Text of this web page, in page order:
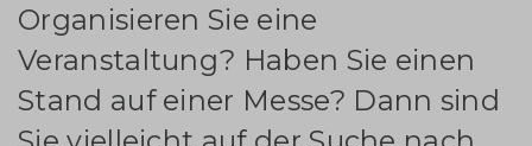
Organisieren Sie eine
Veranstaltung? Haben Sie einen
Stand auf einer Messe? Dann sind